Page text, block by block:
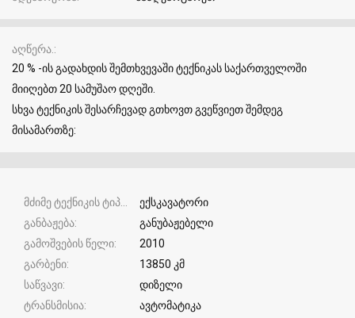
აღწერა.
20 % -ის გადახდის შემთხვევაში ტექნიკას საქართველოში
მიიღებთ 20 სამუშაო დღეში.
სხვა ტექნიკის შესარჩევად გთხოვთ გვეწვიეთ შემდეგ
მისამართზე:
ექსკავატორი
განბაჟება
განუბაჟებელი
გამოშვების წელი
2010
გარბენი
13850 კმ
საწვავი
დიზელი
ტრანსმისია
ავტომატიკა